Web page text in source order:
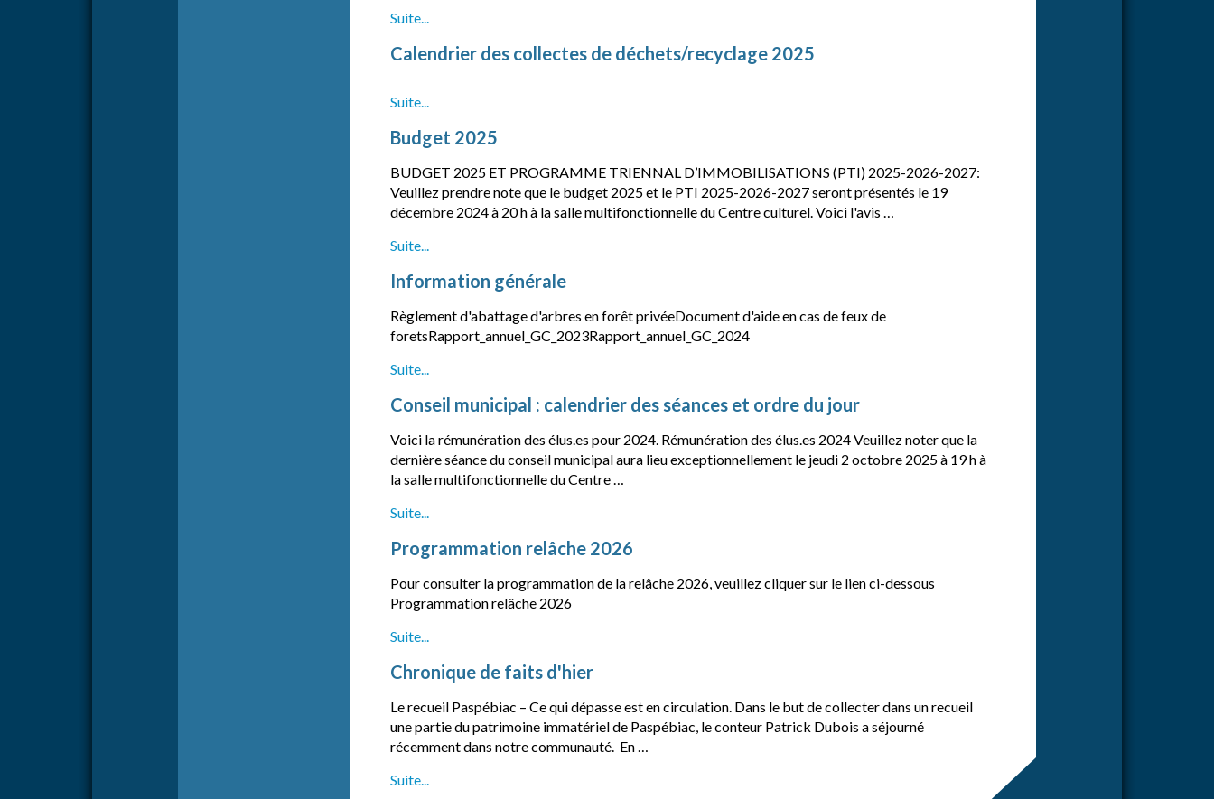
Suite...
Calendrier des collectes de déchets/recyclage 2025
Suite...
Budget 2025
BUDGET 2025 ET PROGRAMME TRIENNAL D’IMMOBILISATIONS (PTI) 2025-2026-2027:
Veuillez prendre note que le budget 2025 et le PTI 2025-2026-2027 seront présentés le 19
décembre 2024 à 20 h à la salle multifonctionnelle du Centre culturel. Voici l'avis …
Suite...
Information générale
Règlement d'abattage d'arbres en forêt privéeDocument d'aide en cas de feux de
foretsRapport_annuel_GC_2023Rapport_annuel_GC_2024
Suite...
Conseil municipal : calendrier des séances et ordre du jour
Voici la rémunération des élus.es pour 2024. Rémunération des élus.es 2024 Veuillez noter que la
dernière séance du conseil municipal aura lieu exceptionnellement le jeudi 2 octobre 2025 à 19 h à
la salle multifonctionnelle du Centre …
Suite...
Programmation relâche 2026
Pour consulter la programmation de la relâche 2026, veuillez cliquer sur le lien ci-dessous
Programmation relâche 2026
Suite...
Chronique de faits d'hier
Le recueil Paspébiac – Ce qui dépasse est en circulation. Dans le but de collecter dans un recueil
une partie du patrimoine immatériel de Paspébiac, le conteur Patrick Dubois a séjourné
récemment dans notre communauté. En …
Suite...